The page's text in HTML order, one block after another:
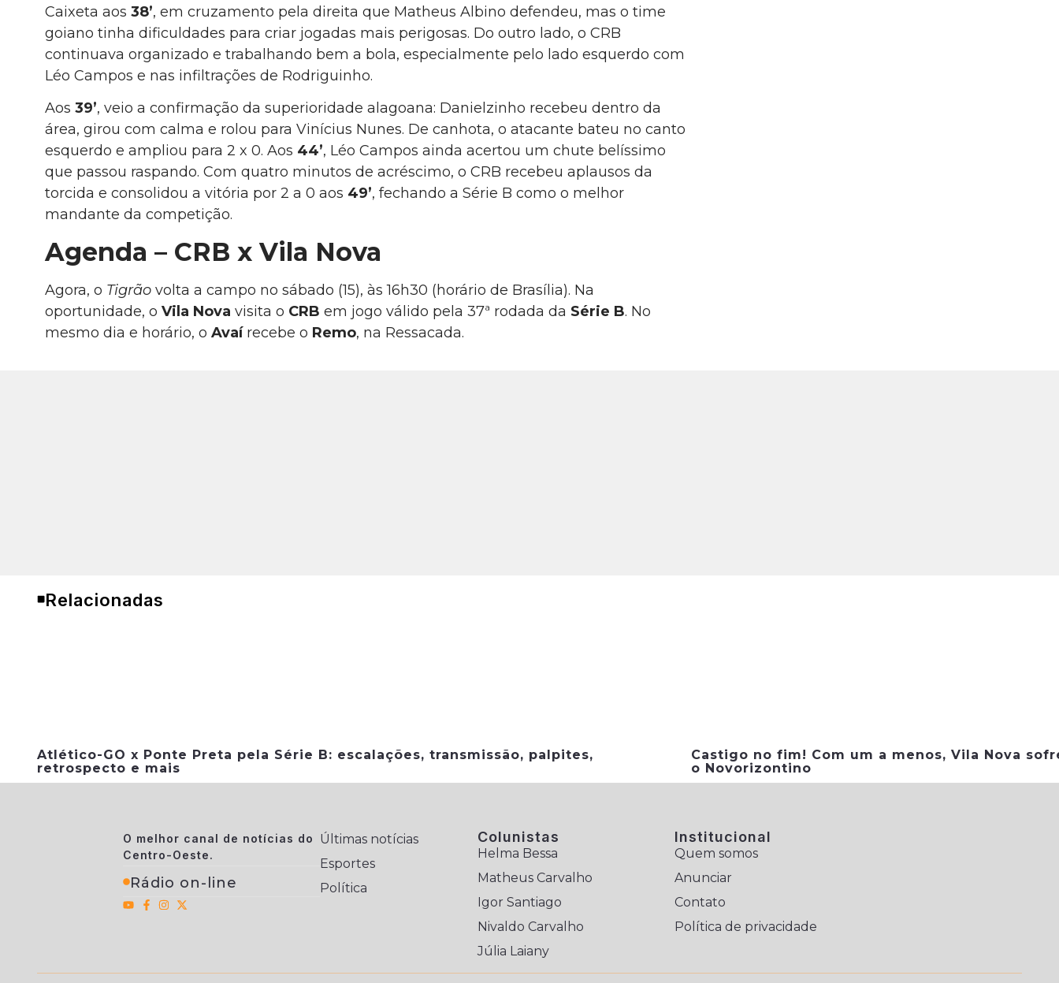
Caixeta aos 38’, em cruzamento pela direita que Matheus Albino defendeu, mas o time
goiano tinha dificuldades para criar jogadas mais perigosas. Do outro lado, o CRB
continuava organizado e trabalhando bem a bola, especialmente pelo lado esquerdo com
Léo Campos e nas infiltrações de Rodriguinho.
Aos 39’, veio a confirmação da superioridade alagoana: Danielzinho recebeu dentro da
área, girou com calma e rolou para Vinícius Nunes. De canhota, o atacante bateu no canto
esquerdo e ampliou para 2 x 0. Aos 44’, Léo Campos ainda acertou um chute belíssimo
que passou raspando. Com quatro minutos de acréscimo, o CRB recebeu aplausos da
torcida e consolidou a vitória por 2 a 0 aos 49’, fechando a Série B como o melhor
mandante da competição.
Agenda – CRB x Vila Nova
Agora, o Tigrão volta a campo no sábado (15), às 16h30 (horário de Brasília). Na
oportunidade, o Vila Nova visita o CRB em jogo válido pela 37ª rodada da Série B. No
mesmo dia e horário, o Avaí recebe o Remo, na Ressacada.
Relacionadas
Atlético-GO x Ponte Preta pela Série B: escalações, transmissão, palpites,
retrospecto e mais
Castigo no fim! Com um a menos, Vila Nova
o Novorizontino
O melhor canal de notícias do
Centro-Oeste.
Rádio on-line
Últimas notícias
Esportes
Política
Colunistas
Helma Bessa
Matheus Carvalho
Igor Santiago
Nivaldo Carvalho
Júlia Laiany
Institucional
Quem somos
Anunciar
Contato
Política de privacidade